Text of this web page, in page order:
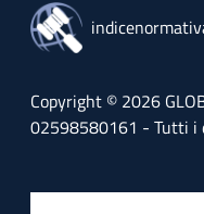
Copyright © 2026
02598580161 - Tutti